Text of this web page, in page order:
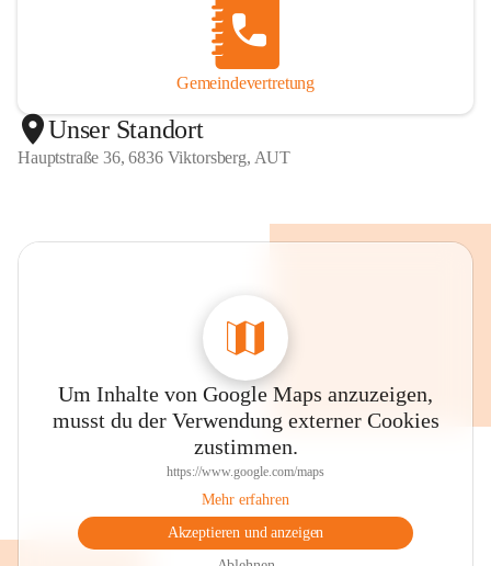
Gemeindevertretung
Unser Standort
Hauptstraße 36, 6836 Viktorsberg, AUT
Um Inhalte von Google Maps anzuzeigen,
musst du der Verwendung externer Cookies
zustimmen.
https://www.google.com/maps
Mehr erfahren
Akzeptieren und anzeigen